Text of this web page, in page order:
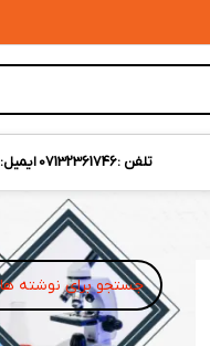
تلفن :07132361746 ایمیل: info@petromehr-co.com